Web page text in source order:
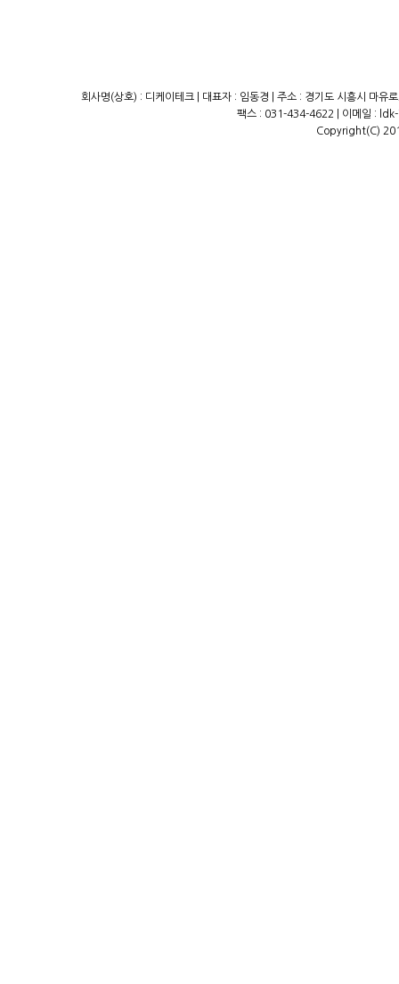
회사명(상호) : 디케이테크 | 대표자 : 임동경 | 주소 : 경기도 시흥시 마
팩스 : 031-434-4622 | 이메일 :
Copyright(C)